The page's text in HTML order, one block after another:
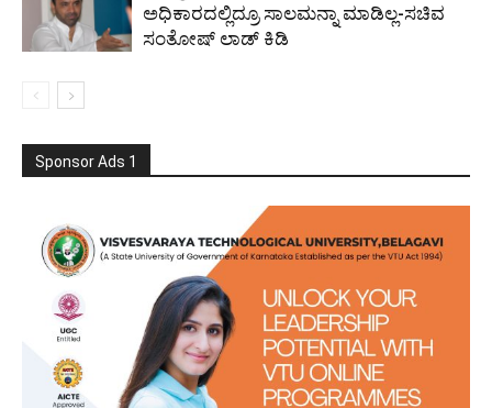
ಅಧಿಕಾರದಲ್ಲಿದ್ರೂ ಸಾಲಮನ್ನಾ ಮಾಡಿಲ್ಲ-ಸಚಿವ
ಸಂತೋಷ್ ಲಾಡ್ ಕಿಡಿ
Sponsor Ads 1